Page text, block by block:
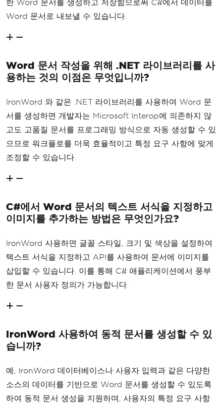
한 Word 문서를 생성하고 저장함으로써 C#에서 데이터를
Word 문서로 내보낼 수 있습니다.
Word 문서 작성을 위해 .NET 라이브러리를 사
용하는 것의 이점은 무엇입니까?
IronWord 와 같은 .NET 라이브러리를 사용하여 Word 문
서를 생성하면 개발자는 Microsoft Interop에 의존하지 않
고도 고품질 문서를 ​​프로그래밍 방식으로 자동 생성할 수 있
으므로 워크플로를 더욱 효율적이고 특정 요구 사항에 맞게
조정할 수 있습니다.
C#에서 Word 문서의 텍스트 서식을 지정하고
이미지를 추가하는 방법은 무엇인가요?
IronWord 사용하면 글꼴 스타일, 크기 및 색상을 설정하여
텍스트 서식을 지정하고 API를 사용하여 문서에 이미지를
삽입할 수 있습니다. 이를 통해 C# 애플리케이션에서 풍부
한 문서 사용자 정의가 가능합니다.
IronWord 사용하여 동적 문서를 생성할 수 있
습니까?
예, IronWord 데이터베이스나 사용자 입력과 같은 다양한
소스의 데이터를 기반으로 Word 문서를 생성할 수 있도록
하여 동적 문서 생성을 지원하며, 사용자의 특정 요구 사항